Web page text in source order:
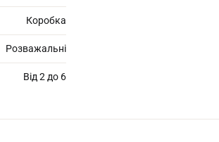
Коробка
Розважальні
Від 2 до 6